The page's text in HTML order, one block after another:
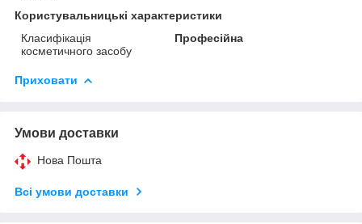
Користувальницькі характеристики
Класифікація
косметичного засобу
Професійна
Приховати
Умови доставки
Нова Пошта
Всі умови доставки